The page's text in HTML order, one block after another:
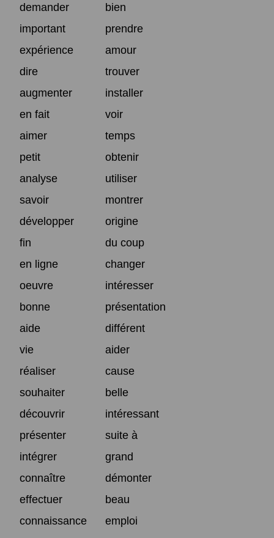
demander
bien
important
prendre
expérience
amour
dire
trouver
augmenter
installer
en fait
voir
aimer
temps
petit
obtenir
analyse
utiliser
savoir
montrer
développer
origine
fin
du coup
en ligne
changer
oeuvre
intéresser
bonne
présentation
aide
différent
vie
aider
réaliser
cause
souhaiter
belle
découvrir
intéressant
présenter
suite à
intégrer
grand
connaître
démonter
effectuer
beau
connaissance
emploi